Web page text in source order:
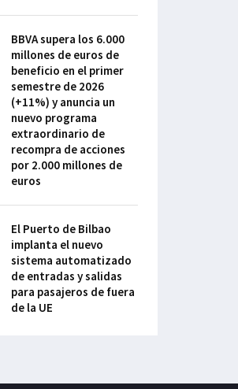
BBVA supera los 6.000
millones de euros de
beneficio en el primer
semestre de 2026
(+11%) y anuncia un
nuevo programa
extraordinario de
recompra de acciones
por 2.000 millones de
euros
El Puerto de Bilbao
implanta el nuevo
sistema automatizado
de entradas y salidas
para pasajeros de fuera
de la UE